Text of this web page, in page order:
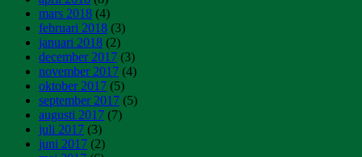
mars 2018 (4)
februari 2018 (3)
januari 2018 (2)
december 2017 (3)
november 2017 (4)
oktober 2017 (5)
september 2017 (5)
augusti 2017 (7)
juli 2017 (3)
juni 2017 (2)